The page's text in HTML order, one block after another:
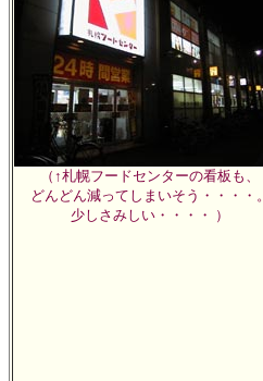
（↑札幌フードセンターの看板も、
どんどん減ってしまいそう・・・・。
少しさみしい・・・・ ）